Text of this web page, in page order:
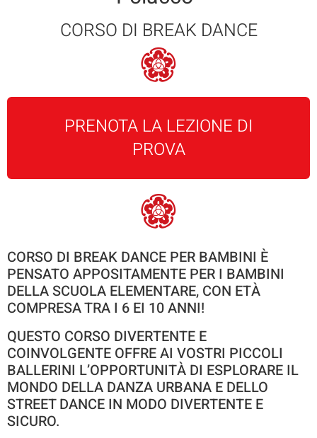
CORSO DI BREAK DANCE
PRENOTA LA LEZIONE DI
PROVA
CORSO DI BREAK DANCE PER BAMBINI È
PENSATO APPOSITAMENTE PER I BAMBINI
DELLA SCUOLA ELEMENTARE, CON ETÀ
COMPRESA TRA I 6 EI 10 ANNI!
QUESTO CORSO DIVERTENTE E
COINVOLGENTE OFFRE AI VOSTRI PICCOLI
BALLERINI L’OPPORTUNITÀ DI ESPLORARE IL
MONDO DELLA DANZA URBANA E DELLO
STREET DANCE IN MODO DIVERTENTE E
SICURO.